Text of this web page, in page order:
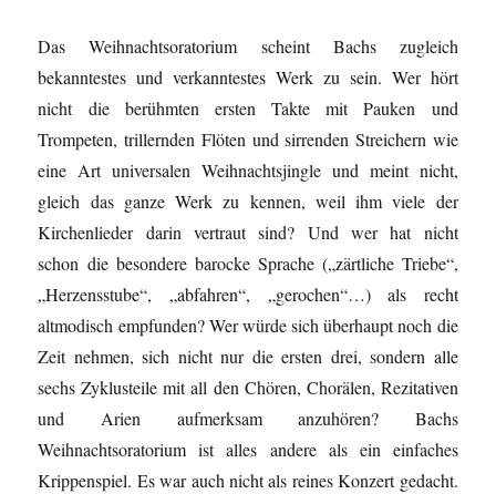
Das Weihnachtsoratorium scheint Bachs zugleich
bekanntestes und verkanntestes Werk zu sein. Wer hört
nicht die berühmten ersten Takte mit Pauken und
Trompeten, trillernden Flöten und sirrenden Streichern wie
eine Art universalen Weihnachtsjingle und meint nicht,
gleich das ganze Werk zu kennen, weil ihm viele der
Kirchenlieder darin vertraut sind? Und wer hat nicht
schon die besondere barocke Sprache („zärtliche Triebe“,
„Herzensstube“, „abfahren“, „gerochen“…) als recht
altmodisch empfunden? Wer würde sich überhaupt noch die
Zeit nehmen, sich nicht nur die ersten drei, sondern alle
sechs Zyklusteile mit all den Chören, Chorälen, Rezitativen
und Arien aufmerksam anzuhören? Bachs
Weihnachtsoratorium ist alles andere als ein einfaches
Krippenspiel. Es war auch nicht als reines Konzert gedacht.